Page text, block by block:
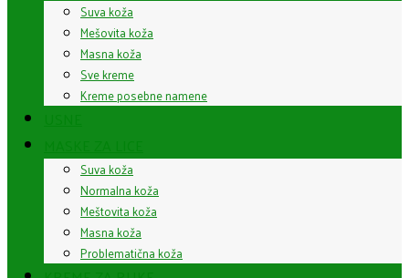
Suva koža
Mešovita koža
Masna koža
Sve kreme
Kreme posebne namene
Suva koža
Normalna koža
Meštovita koža
Masna koža
Problematična koža